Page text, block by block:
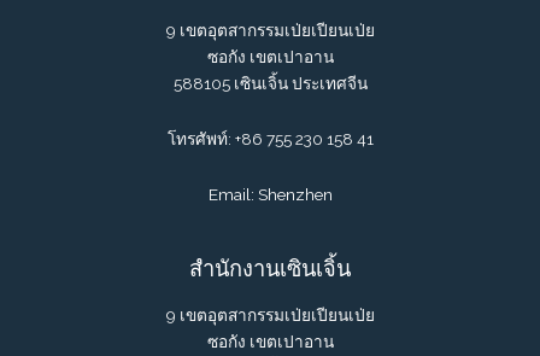
9 เขตอุตสากรรมเป่ยเปียนเป่ย
ซอกัง เขตเปาอาน
588105 เซินเจิ้น ประเทศจีน
โทรศัพท์: +86 755 230 158 41
Email: Shenzhen
สำนักงานเซินเจิ้น
9 เขตอุตสากรรมเป่ยเปียนเป่ย
ซอกัง เขตเปาอาน